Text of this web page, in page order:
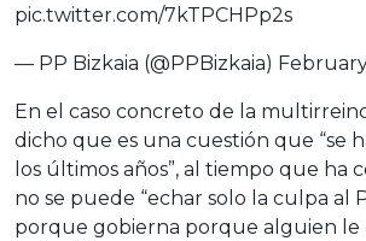
pic.twitter.com/7kTPCHPp2s
— PP Bizkaia (@PPBizkaia)
En el caso concreto de la
dicho que es una cuestión que “se
los últimos años”, al tiempo que ha
no se puede “echar solo la culpa al
porque gobierna porque alguien le